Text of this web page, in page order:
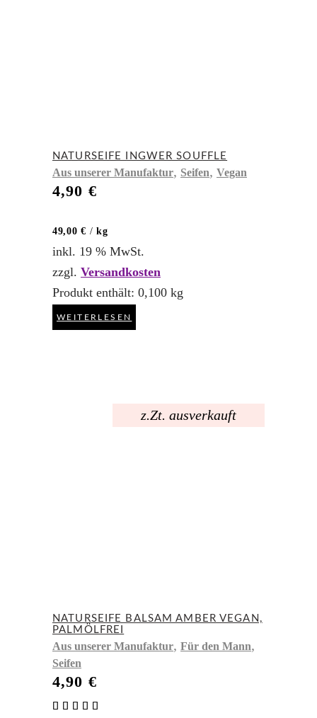
NATURSEIFE INGWER SOUFFLE
Aus unserer Manufaktur, Seifen, Vegan
4,90 €
49,00€ /kg
inkl. 19 % MwSt.
zzgl. Versandkosten
Produkt enthält: 0,100 kg
WEITERLESEN
z.Zt. ausverkauft
NATURSEIFE BALSAM AMBER VEGAN,
PALMÖLFREI
Aus unserer Manufaktur, Für den Mann,
Seifen
4,90 €